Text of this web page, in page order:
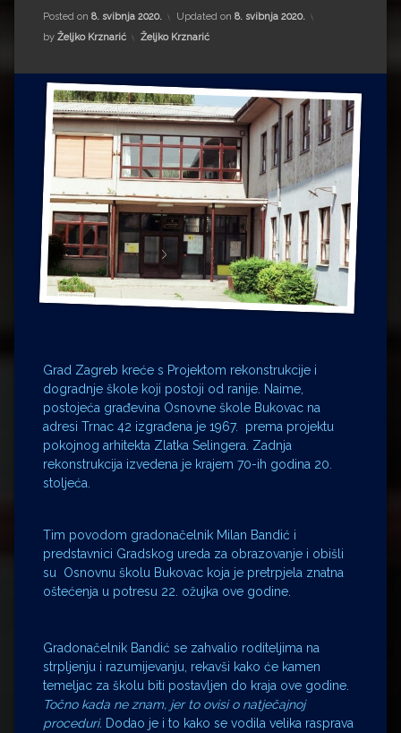
Drugi autori
Drugi autori
Matea Andrić
Ljiljana Lekanić-Kljaić
Željko Krznarić
Mario Lovreković
Miroslav Šantek
Posted on 8. svibnja 2020. Updated on 8. svibnja 2020.
by Željko Krznarić Kategorije:
Željko Krznarić
Grad Zagreb kreće s Projektom rekonstrukcije i
dogradnje škole koji postoji od ranije. Naime,
postojeća građevina Osnovne škole Bukovac na
adresi Trnac 42 izgrađena je 1967. prema projektu
pokojnog arhitekta Zlatka Selingera. Zadnja
rekonstrukcija izvedena je krajem 70-ih godina 20.
stoljeća.
Tim povodom gradonačelnik Milan Bandić i
predstavnici Gradskog ureda za obrazovanje i obišli
su Osnovnu školu Bukovac koja je pretrpjela znatna
oštećenja u potresu 22. ožujka ove godine.
Gradonačelnik Bandić se zahvalio roditeljima na
strpljenju i razumijevanju, rekavši kako će kamen
temeljac za školu biti postavljen do kraja ove godine.
Točno kada ne znam, jer to ovisi o natječajnoj
proceduri. Dodao je i to kako se vodila velika rasprava